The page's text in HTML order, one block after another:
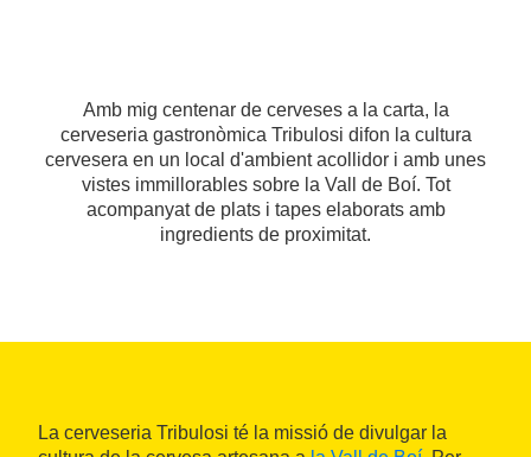
Amb mig centenar de cerveses a la carta, la
cerveseria gastronòmica Tribulosi difon la cultura
cervesera en un local d'ambient acollidor i amb unes
vistes immillorables sobre la Vall de Boí. Tot
acompanyat de plats i tapes elaborats amb
ingredients de proximitat.
La cerveseria Tribulosi té la missió de divulgar la